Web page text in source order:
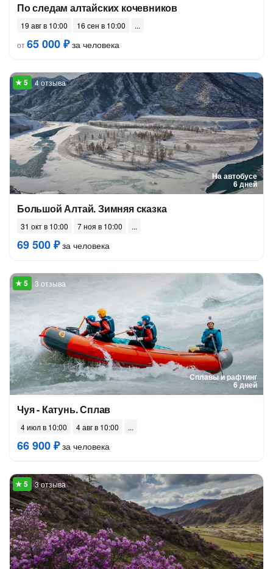
По следам алтайских кочевников
19 авг в 10:00
16 сен в 10:00
от65 000 ₽за человека
На автобусе
6 дней
4 отзыва
Большой Алтай. Зимняя сказка
31 окт в 10:00 7 ноя в 10:00
69 500 ₽за человека
Сплавы и рафтинг
6 дней
3 отзыва
Чуя - Катунь. Сплав
4 июл в 10:00 4 авг в 10:00
66 900 ₽за человека
3 отзыва